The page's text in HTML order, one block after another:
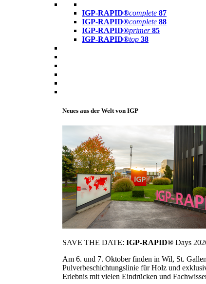
IGP-RAPID®complete 87
IGP-RAPID®complete 88
IGP-RAPID®primer 85
IGP-RAPID®top 38
Neues aus der Welt von IGP
SAVE THE DATE: IGP-RAPID® Days
Am 6. und 7. Oktober finden in Wil, St.
Pulverbeschichtungslinie für Holz und
Erlebnis mit vielen Eindrücken und